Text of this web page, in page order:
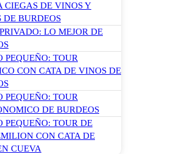
CIEGAS DE VINOS Y
DE BURDEOS
LO MEJOR DE
PEQUEÑO: TOUR
CON CATA DE VINOS DE
PEQUEÑO: TOUR
DE BURDEOS
PEQUEÑO: TOUR DE
CON CATA DE
CUEVA